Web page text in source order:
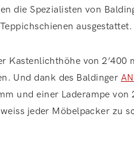
die Spezialisten von
ausgestattet.
Kastenlichthöhe von 2’400
Und dank des Baldinger
und einer Laderampe von
jeder Möbelpacker zu